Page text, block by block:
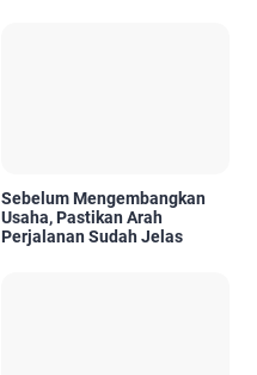
Sebelum Mengembangkan
Usaha, Pastikan Arah
Perjalanan Sudah Jelas